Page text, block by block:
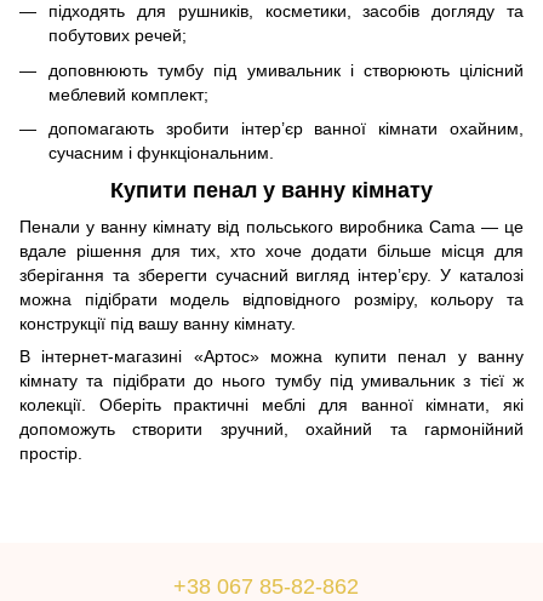
підходять для рушників, косметики, засобів догляду та
побутових речей;
доповнюють тумбу під умивальник і створюють цілісний
меблевий комплект;
допомагають зробити інтер’єр ванної кімнати охайним,
сучасним і функціональним.
Купити пенал у ванну кімнату
Пенали у ванну кімнату від польського виробника Cama — це
вдале рішення для тих, хто хоче додати більше місця для
зберігання та зберегти сучасний вигляд інтер’єру. У каталозі
можна підібрати модель відповідного розміру, кольору та
конструкції під вашу ванну кімнату.
В інтернет-магазині «Артос» можна купити пенал у ванну
кімнату та підібрати до нього тумбу під умивальник з тієї ж
колекції. Оберіть практичні меблі для ванної кімнати, які
допоможуть створити зручний, охайний та гармонійний
простір.
+38 067 85-82-862